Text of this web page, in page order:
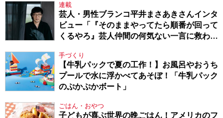
連載
芸人・男性ブランコ平井まさあきさんインタ
ビュー「『そのままやってたら順番が回って
くるやろ』芸人仲間の何気ない一言に救われ
手づくり
【牛乳パックで夏の工作！】お風呂やおうち
プールで水に浮かべてあそぼ！「牛乳パック
のぷかぷかボート」
ごはん・おやつ
子どもが喜ぶ世界の晩ごはん！アメリカのフ